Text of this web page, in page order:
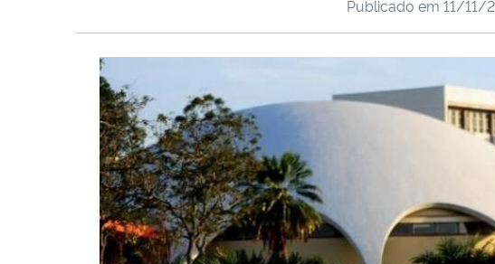
Publicado em 11/11/